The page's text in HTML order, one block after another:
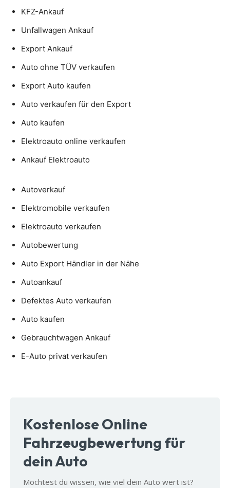
KFZ-Ankauf
Unfallwagen Ankauf
Export Ankauf
Auto ohne TÜV verkaufen
Export Auto kaufen
Auto verkaufen für den Export
Auto kaufen
Elektroauto online verkaufen
Ankauf Elektroauto
Autoverkauf
Elektromobile verkaufen
Elektroauto verkaufen
Autobewertung
Auto Export Händler in der Nähe
Autoankauf
Defektes Auto verkaufen
Auto kaufen
Gebrauchtwagen Ankauf
E-Auto privat verkaufen
Kostenlose Online
Fahrzeugbewertung für
dein Auto
Möchtest du wissen, wie viel dein Auto wert ist?